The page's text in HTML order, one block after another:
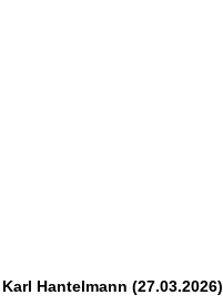
Hantelmann (27.03.2026)